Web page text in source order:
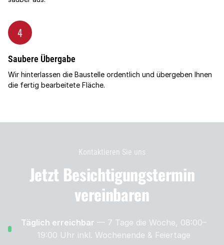
4
Saubere Übergabe
Wir hinterlassen die Baustelle ordentlich und übergeben Ihnen
die fertig bearbeitete Fläche.
Kontaktieren Sie uns
Jetzt Besichtigungs­termin
vereinbaren
Täglich erreichbar — 7 Tage die Woche, 08:00–
19:00 Uhr inkl. Wochenende & Feiertage